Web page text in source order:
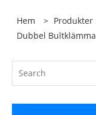
Hem > Produkter
Dubbel Bultklämma